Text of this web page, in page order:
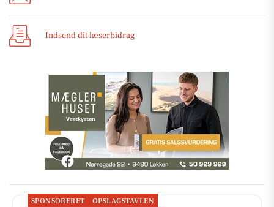
Indsend dit læserbidrag
SPONSORERET OPSLAGSTAVLEN